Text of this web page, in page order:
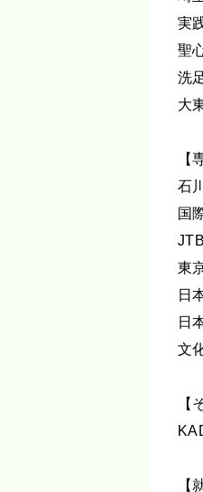
実
聖
洗
大
【
石
国
東
日
日
文
【
【